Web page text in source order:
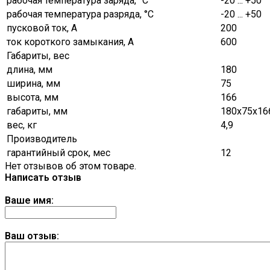
рабочая температура разряда, °C
-20 ... +50
пусковой ток, А
200
ток короткого замыкания, А
600
Габариты, вес
длина, мм
180
ширина, мм
75
высота, мм
166
габариты, мм
вес, кг
4,9
Производитель
гарантийный срок, мес
12
Нет отзывов об этом товаре.
Написать отзыв
Ваше имя:
Ваш отзыв: